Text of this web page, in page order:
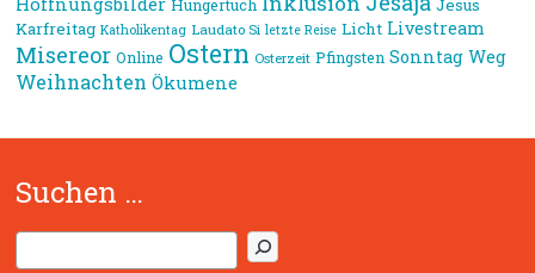
Hungertuch
Jesus
Karfreitag Katholikentag Laudato Si letzte Reise Licht Livestream
Misereor Online Ostern Osterzeit Pfingsten Sonntag Weg
Weihnachten Ökumene
Suchen …
u